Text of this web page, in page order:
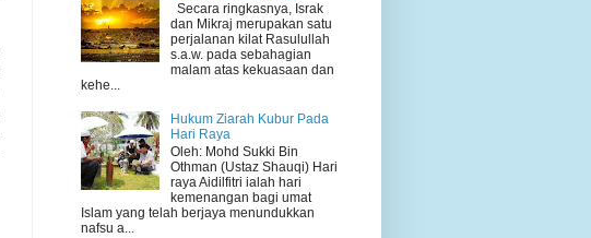
Secara ringkasnya, Israk
dan Mikraj merupakan satu
perjalanan kilat Rasulullah
s.a.w. pada sebahagian
malam atas kekuasaan dan
kehe...
Hukum Ziarah Kubur Pada
Hari Raya
Oleh: Mohd Sukki Bin
Othman (Ustaz Shauqi) Hari
raya Aidilfitri ialah hari
kemenangan bagi umat
Islam yang telah berjaya menundukkan
nafsu a...